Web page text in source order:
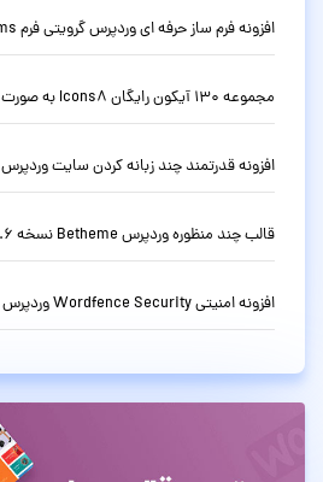
افزونه فرم ساز حرفه ای وردپرس گرویتی فرم Gravity Forms نسخه 3.0.0
مجموعه 130 آیکون رایگان Icons8 به صورت SVG
افزونه قدرتمند چند زبانه کردن سایت وردپرس WPML نسخه 4.9.6
قالب چند منظوره وردپرس Betheme نسخه 28.5.6
افزونه امنیتی Wordfence Security وردپرس نسخه 8.1.4